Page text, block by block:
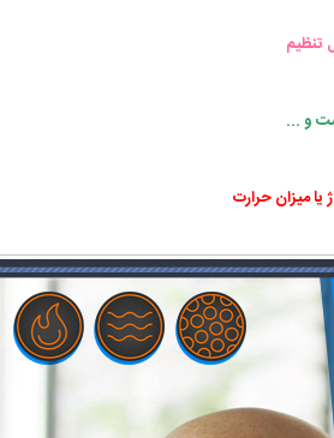
تنظیم
و ...